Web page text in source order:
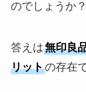
のでしょうか？
答えは無印良
リットの存在